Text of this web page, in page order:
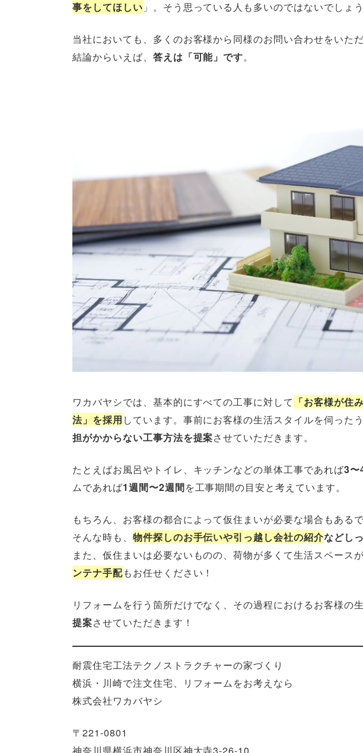
事をしてほしい 」。そう思っている人も多いのではないでしょ
当社においても、多くのお客様から同様のお問い合わせをいただ
結論からいえば、 答えは「可能」です。
ワカバヤシでは、基本的にすべての工事に対して 「お客様が住
法」を採用 しています。事前にお客様の生活スタイルを伺ったう
担がかからない工事方法を提案させていただきます。
たとえばお風呂やトイレ、キッチンなどの単体工事であれば3〜
ムであれば1週間〜2週間を工事期間の目安と考えています。
もちろん、お客様の都合によって仮住まいが必要な場合もあるで
そんな時も、 物件探しのお手伝いや引っ越し会社の紹介などし
また、仮住まいは必要ないものの、荷物が多くて生活スペース
ンテナ手配もお任せください！
リフォームを行う箇所だけでなく、その過程におけるお客様の
提案させていただきます！
耐震住宅工法テクノストラクチャーの家づくり
横浜・川崎で注文住宅、リフォームをお考えなら
株式会社ワカバヤシ
〒221-0801